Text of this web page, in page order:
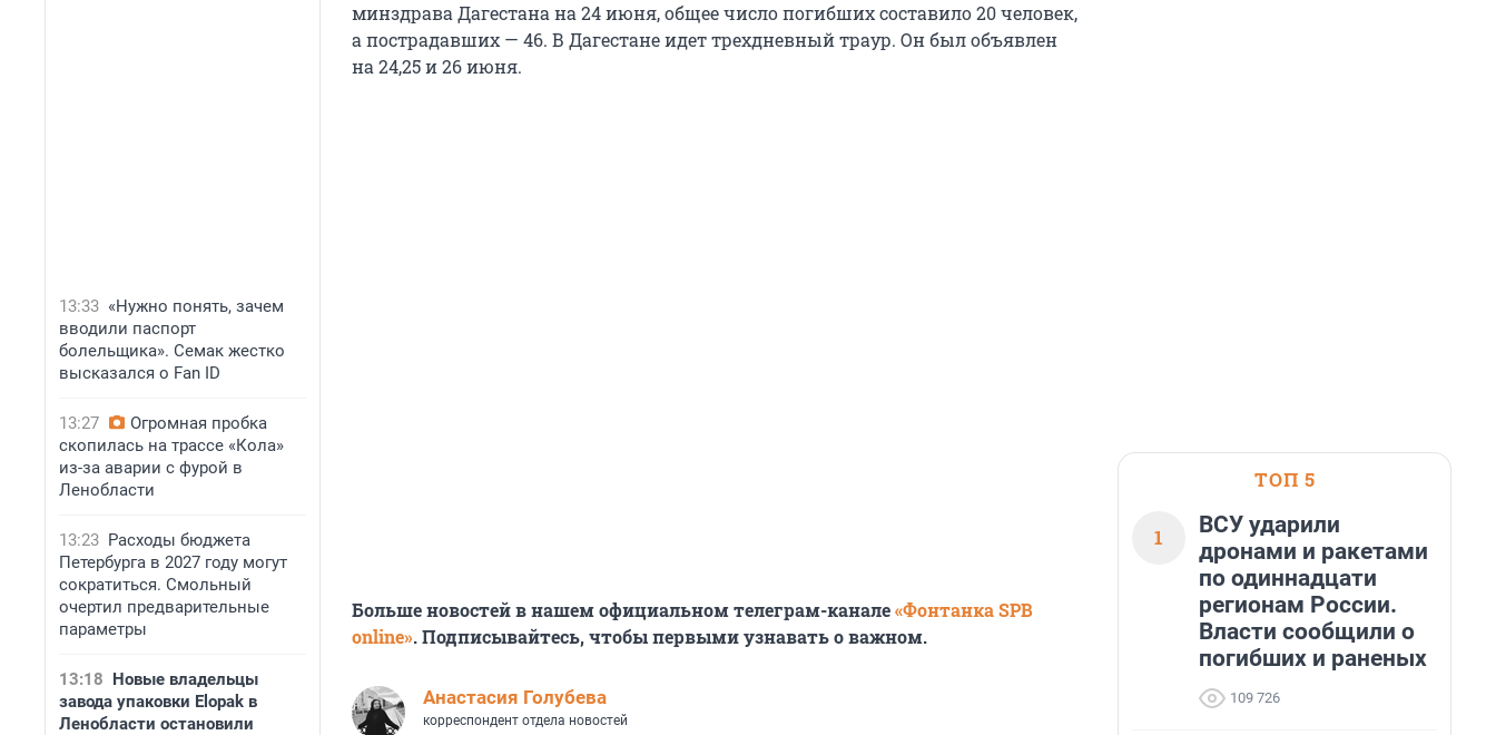
13:33 «Нужно понять, зачем
вводили паспорт
болельщика». Семак жестко
высказался о Fan ID
13:27
Огромная пробка
скопилась на трассе «Кола»
из-за аварии с фурой в
Ленобласти
13:23 Расходы бюджета
Петербурга в 2027 году могут
сократиться. Смольный
очертил предварительные
параметры
13:18 Новые владельцы
завода упаковки Elopak в
Ленобласти остановили
минздрава Дагестана на 24 июня, общее число погибших составило 20 человек,
а пострадавших — 46. В Дагестане идет трехдневный траур. Он был объявлен
на 24,25 и 26 июня.
Больше новостей в нашем официальном телеграм-канале«Фонтанка SPB
online». Подписывайтесь, чтобы первыми узнавать о важном.
Анастасия Голубева
корреспондент отдела новостей
ТОП 5
1
ВСУ ударили
дронами и ракетами
по одиннадцати
регионам России.
Власти сообщили о
погибших и раненых
109 726